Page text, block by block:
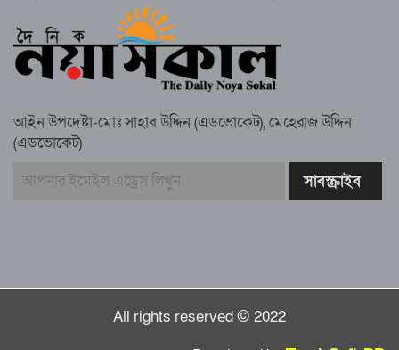
সুবর্ণচরে মায়ের অভিযোগে সাবেক ভাইস
চেয়ারম্যান গ্রেপ্তার
স্মরণ সভায় মিলাদ ও দোয়া
আইন উপদেষ্টা-মোঃ সাহাব উদ্দিন (এডভোকেট), মেহেরাজ উদ্দিন
(এডভোকেট)
All rights reserved © 2022